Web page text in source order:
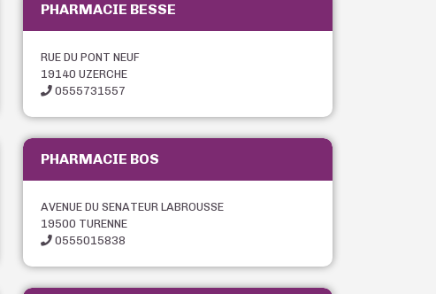
PHARMACIE BESSE
RUE DU PONT NEUF
19140 UZERCHE
0555731557
PHARMACIE BOS
AVENUE DU SENATEUR LABROUSSE
19500 TURENNE
0555015838